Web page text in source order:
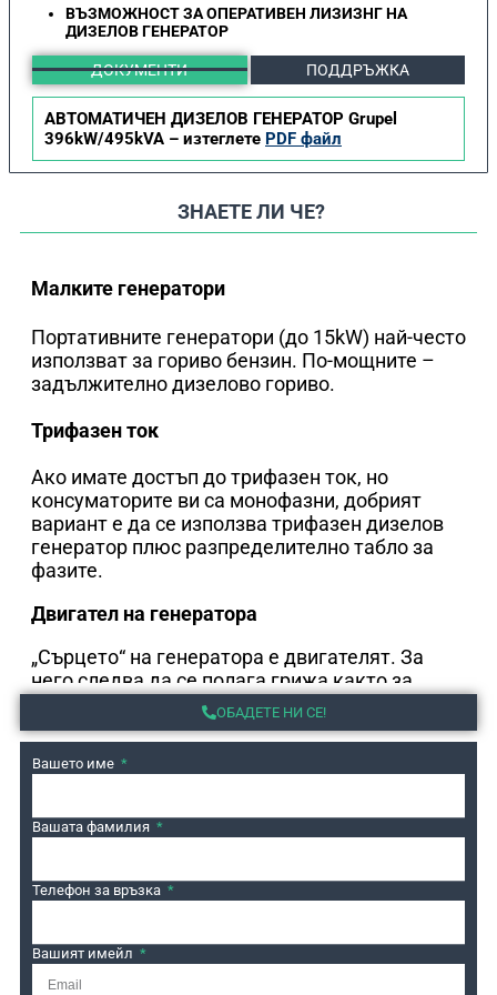
ВЪЗМОЖНОСТ ЗА ОПЕРАТИВЕН ЛИЗИЗНГ НА
ДИЗЕЛОВ ГЕНЕРАТОР
ДОКУМЕНТИ ПОДДРЪЖКА
АВТОМАТИЧЕН ДИЗЕЛОВ ГЕНЕРАТОР Grupel
396kW/495kVA – изтеглете PDF файл
ЗНАЕТЕ ЛИ ЧЕ?
Малките генератори
Портативните генератори (до 15kW) най-често
използват за гориво бензин. По-мощните –
задължително дизелово гориво.
Трифазен ток
Ако имате достъп до трифазен ток, но
консуматорите ви са монофазни, добрият
вариант е да се използва трифазен дизелов
генератор плюс разпределително табло за
фазите.
Двигател на генератора
„Сърцето“ на генератора е двигателят. За
него следва да се полага грижа както за
двигателите на автомобилите. Препоръчваме
редовна смяна на консумативи (филтри,
години.
Автономия на генератора
напълно автономни. Те сами стартират при
минават в режим “stand by”. Въпреки това те
имат нужда от малко внимание – проверка на
ОБАДЕТЕ НИ СЕ!
Вашето име
Вашата фамилия
Телефон за връзка
Вашият имейл